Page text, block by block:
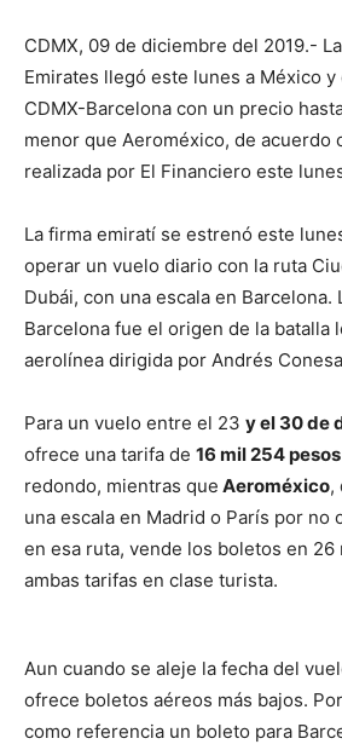
CDMX, 09 de diciembre del 2019.-
Emirates llegó este lunes a México
CDMX-Barcelona con un precio
menor que Aeroméxico, de acuerdo
realizada por El Financiero este
La firma emiratí se estrenó este
operar un vuelo diario con la ruta
Dubái, con una escala en Barcelona.
Barcelona fue el origen de la batalla
aerolínea dirigida por Andrés
Para un vuelo entre el 23 y el 30 de
ofrece una tarifa de 16 mil 254 pesos
redondo, mientras que Aeroméxico,
una escala en Madrid o París por no
en esa ruta, vende los boletos en 26
ambas tarifas en clase turista.
Aun cuando se aleje la fecha del
ofrece boletos aéreos más bajos.
como referencia un boleto para